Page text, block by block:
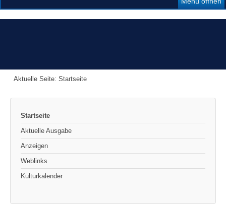
Aktuelle Seite: Startseite
Startseite
Aktuelle Ausgabe
Anzeigen
Weblinks
Kulturkalender